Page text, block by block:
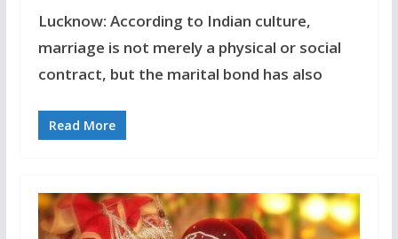
Lucknow: According to Indian culture,
marriage is not merely a physical or social
contract, but the marital bond has also
Read More